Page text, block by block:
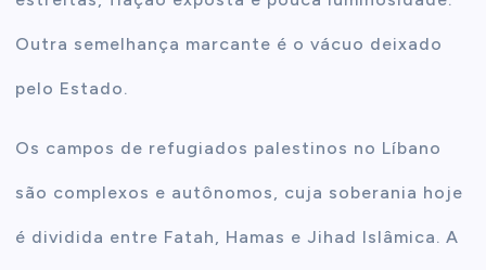
Outra semelhança marcante é o vácuo deixado
pelo Estado.
Os campos de refugiados palestinos no Líbano
são complexos e autônomos, cuja soberania hoje
é dividida entre Fatah, Hamas e Jihad Islâmica. A